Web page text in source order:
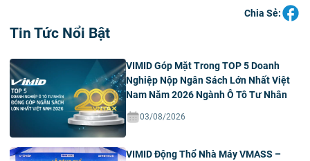
Chia Sẻ:
Tin Tức Nổi Bật
VIMID Góp Mặt Trong TOP 5 Doanh
Nghiệp Nộp Ngân Sách Lớn Nhất Việt
Nam Năm 2026 Ngành Ô Tô Tư Nhân
03/08/2026
VIMID Động Thổ Nhà Máy VMASS –